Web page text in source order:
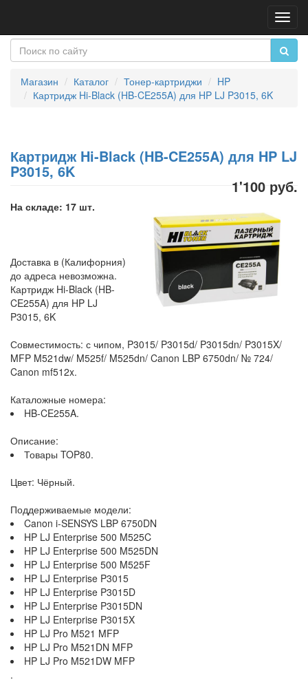
Магазин Каталог Тонер-картриджи
HP
Картридж Hi-Black (HB-CE255A) для HP LJ P3015, 6K
Картридж Hi-Black (HB-CE255A) для HP LJ
P3015, 6K
1'100 руб.
На складе: 17 шт.
Доставка в (Калифорния)
до адреса невозможна.
Картридж Hi-Black (HB-
CE255A) для HP LJ
P3015, 6K
Совместимость: с чипом, P3015/ P3015d/ P3015dn/ P3015X/
MFP M521dw/ M525f/ M525dn/ Canon LBP 6750dn/ № 724/
Canon mf512x.
Каталожные номера:
HB-CE255A.
Описание:
Товары TOP80.
Цвет: Чёрный.
Поддерживаемые модели:
Canon i-SENSYS LBP 6750DN
HP LJ Enterprise 500 M525C
HP LJ Enterprise 500 M525DN
HP LJ Enterprise 500 M525F
HP LJ Enterprise P3015
HP LJ Enterprise P3015D
HP LJ Enterprise P3015DN
HP LJ Enterprise P3015X
HP LJ Pro M521 MFP
HP LJ Pro M521DN MFP
HP LJ Pro M521DW MFP
.